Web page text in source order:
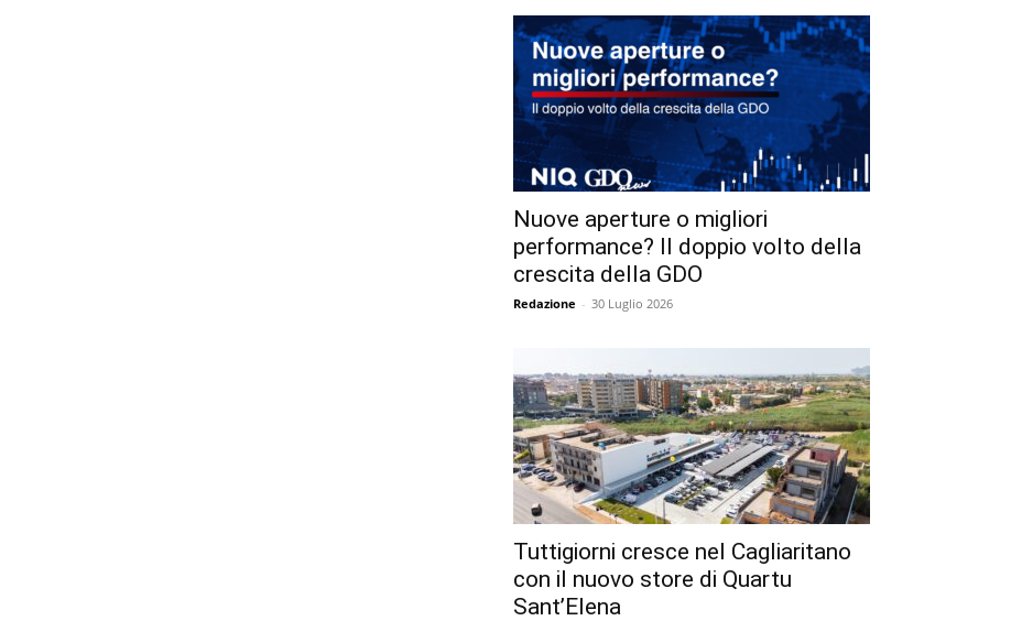
Nuove aperture o migliori
performance? Il doppio volto della
crescita della GDO
Redazione - 30 Luglio 2026
Tuttigiorni cresce nel Cagliaritano
con il nuovo store di Quartu
Sant’Elena